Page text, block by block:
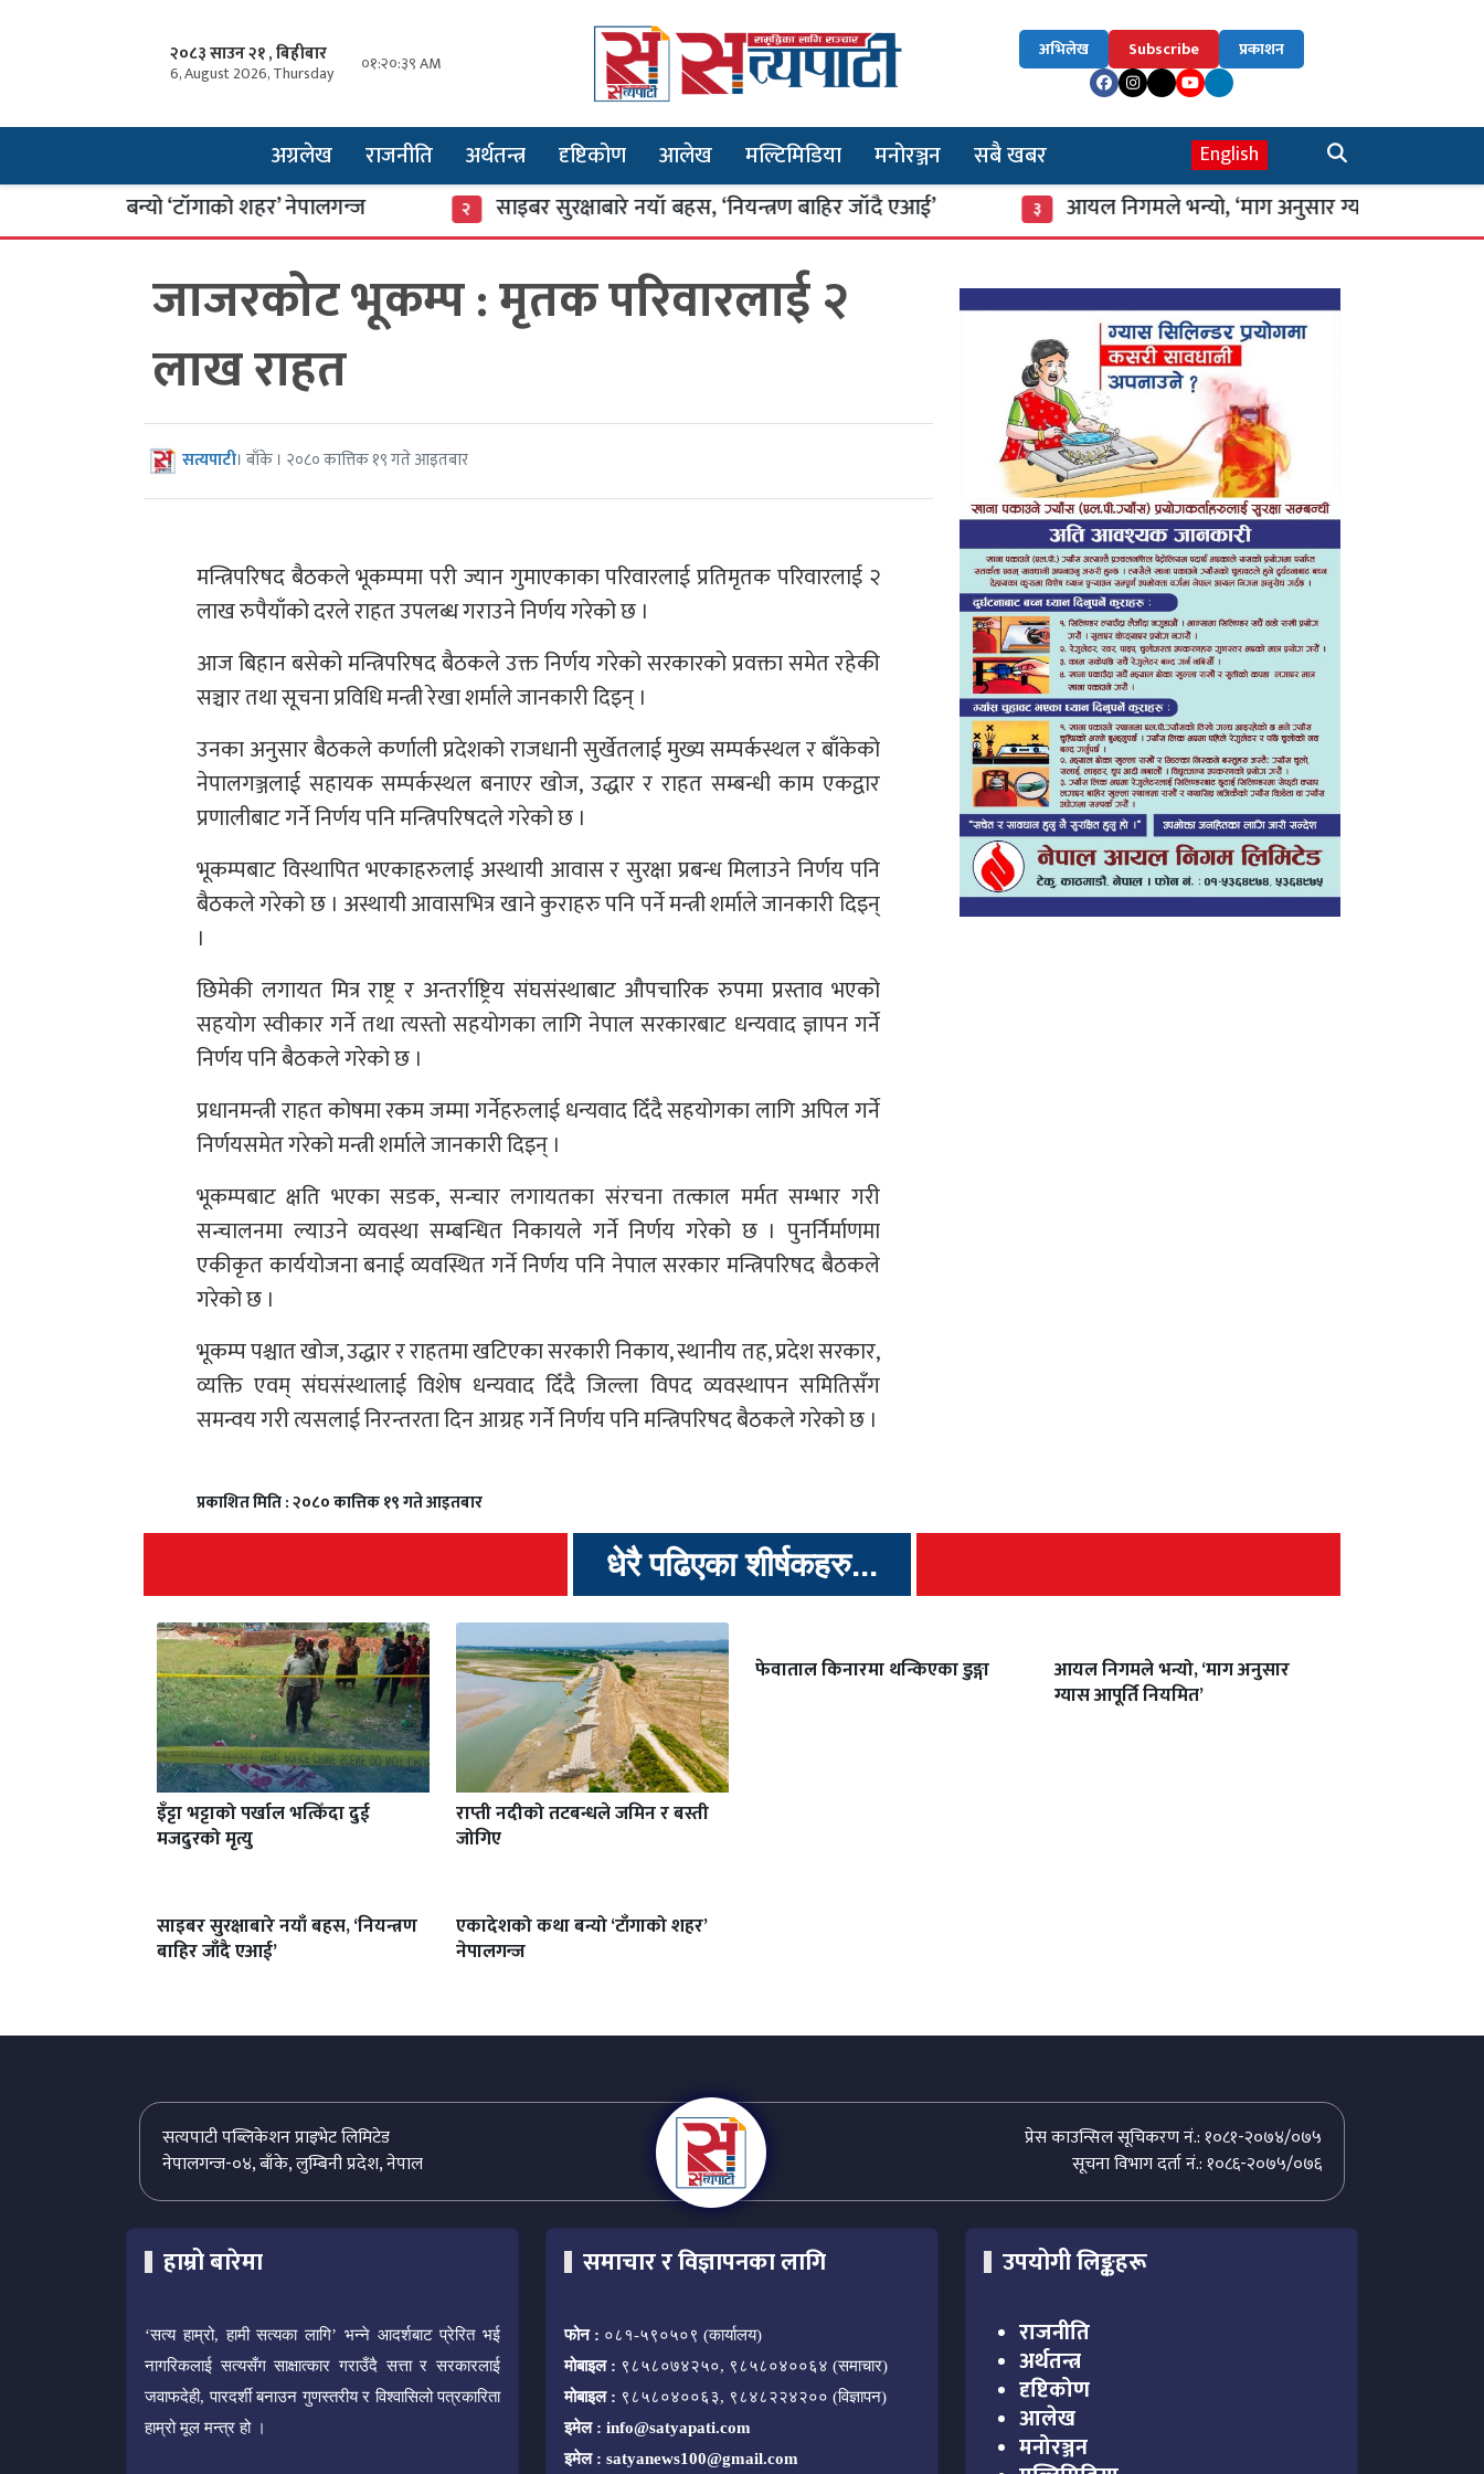
२०८३ साउन २१ , बिहीबार
6, August 2026, Thursday ०१:२०:३९ AM
अभिलेख Subscribe प्रकाशन
अग्रलेख राजनीति अर्थतन्त्र दृष्टिकोण आलेख मल्टिमिडिया मनोरञ्जन सबै खबर English
कथा बन्यो ‘टाँगाको शहर’ नेपालगन्ज साइबर सुरक्षाबारे नयाँ बहस, ‘नियन्त्रण बाहिर जाँदै एआई’ आयल निगमले भन्यो, ‘माग अनुसार ग्यास आपूर्ति नियमित’
जाजरकोट भूकम्प : मृतक परिवारलाई २
लाख राहत
सत्यपाटी। बाँके । २०८० कात्तिक १९ गते आइतबार
मन्त्रिपरिषद बैठकले भूकम्पमा परी ज्यान गुमाएकाका परिवारलाई प्रतिमृतक परिवारलाई २
लाख रुपैयाँको दरले राहत उपलब्ध गराउने निर्णय गरेको छ ।
आज बिहान बसेको मन्त्रिपरिषद बैठकले उक्त निर्णय गरेको सरकारको प्रवक्ता समेत रहेकी
सञ्चार तथा सूचना प्रविधि मन्त्री रेखा शर्माले जानकारी दिइन् ।
उनका अनुसार बैठकले कर्णाली प्रदेशको राजधानी सुर्खेतलाई मुख्य सम्पर्कस्थल र बाँकेको
नेपालगञ्जलाई सहायक सम्पर्कस्थल बनाएर खोज, उद्धार र राहत सम्बन्धी काम एकद्वार
प्रणालीबाट गर्ने निर्णय पनि मन्त्रिपरिषदले गरेको छ ।
भूकम्पबाट विस्थापित भएकाहरुलाई अस्थायी आवास र सुरक्षा प्रबन्ध मिलाउने निर्णय पनि
बैठकले गरेको छ । अस्थायी आवासभित्र खाने कुराहरु पनि पर्ने मन्त्री शर्माले जानकारी दिइन्
।
छिमेकी लगायत मित्र राष्ट्र र अन्तर्राष्ट्रिय संघसंस्थाबाट औपचारिक रुपमा प्रस्ताव भएको
सहयोग स्वीकार गर्ने तथा त्यस्तो सहयोगका लागि नेपाल सरकारबाट धन्यवाद ज्ञापन गर्ने
निर्णय पनि बैठकले गरेको छ ।
प्रधानमन्त्री राहत कोषमा रकम जम्मा गर्नेहरुलाई धन्यवाद दिँदै सहयोगका लागि अपिल गर्ने
निर्णयसमेत गरेको मन्त्री शर्माले जानकारी दिइन् ।
भूकम्पबाट क्षति भएका सडक, सन्चार लगायतका संरचना तत्काल मर्मत सम्भार गरी
सन्चालनमा ल्याउने व्यवस्था सम्बन्धित निकायले गर्ने निर्णय गरेको छ । पुनर्निर्माणमा
एकीकृत कार्ययोजना बनाई व्यवस्थित गर्ने निर्णय पनि नेपाल सरकार मन्त्रिपरिषद बैठकले
गरेको छ ।
भूकम्प पश्चात खोज, उद्धार र राहतमा खटिएका सरकारी निकाय, स्थानीय तह, प्रदेश सरकार,
व्यक्ति एवम् संघसंस्थालाई विशेष धन्यवाद दिँदै जिल्ला विपद व्यवस्थापन समितिसँग
समन्वय गरी त्यसलाई निरन्तरता दिन आग्रह गर्ने निर्णय पनि मन्त्रिपरिषद बैठकले गरेको छ ।
प्रकाशित मिति : २०८० कात्तिक १९ गते आइतबार
धेरै पढिएका शीर्षकहरु...
इँट्टा भट्टाको पर्खाल भत्किँदा दुई
मजदुरको मृत्यु
राप्ती नदीको तटबन्धले जमिन र बस्ती
जोगिए
फेवाताल किनारमा थन्किएका डुङ्गा
आयल निगमले भन्यो, ‘माग अनुसार
ग्यास आपूर्ति नियमित’
साइबर सुरक्षाबारे नयाँ बहस, ‘नियन्त्रण
बाहिर जाँदै एआई’
एकादेशको कथा बन्यो ‘टाँगाको शहर’
नेपालगन्ज
प्रेस काउन्सिल सूचिकरण नं.: १०८१-२०७४/०७५
सत्यपाटी पब्लिकेशन प्राइभेट लिमिटेड
सूचना विभाग दर्ता नं.: १०८६-२०७५/०७६
नेपालगन्ज-०४, बाँके, लुम्बिनी प्रदेश, नेपाल
हाम्रो बारेमा
‘सत्य हाम्रो, हामी सत्यका लागि’ भन्ने आदर्शबाट प्रेरित भई
नागरिकलाई सत्यसँग साक्षात्कार गराउँदै सत्ता र सरकारलाई
जवाफदेही, पारदर्शी बनाउन गुणस्तरीय र विश्वासिलो पत्रकारिता
हाम्रो मूल मन्त्र हो ।
समाचार र विज्ञापनका लागि
फोन : ०८१-५९०५०९ (कार्यालय)
मोबाइल : ९८५८०७४२५०, ९८५८०४००६४ (समाचार)
मोबाइल : ९८५८०४००६३, ९८४८२२४२०० (विज्ञापन)
इमेल : info@satyapati.com
इमेल : satyanews100@gmail.com
उपयोगी लिङ्कहरू
राजनीति
अर्थतन्त्र
दृष्टिकोण
आलेख
मनोरञ्जन